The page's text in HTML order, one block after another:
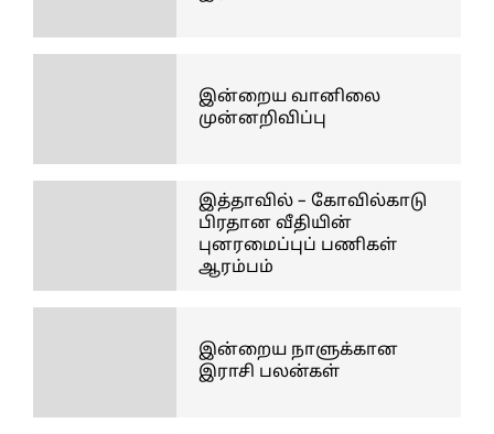
இன்றைய வானிலை
முன்னறிவிப்பு
இத்தாவில் – கோவில்காடு
பிரதான வீதியின்
புனரமைப்புப் பணிகள்
ஆரம்பம்
இன்றைய நாளுக்கான
இராசி பலன்கள்